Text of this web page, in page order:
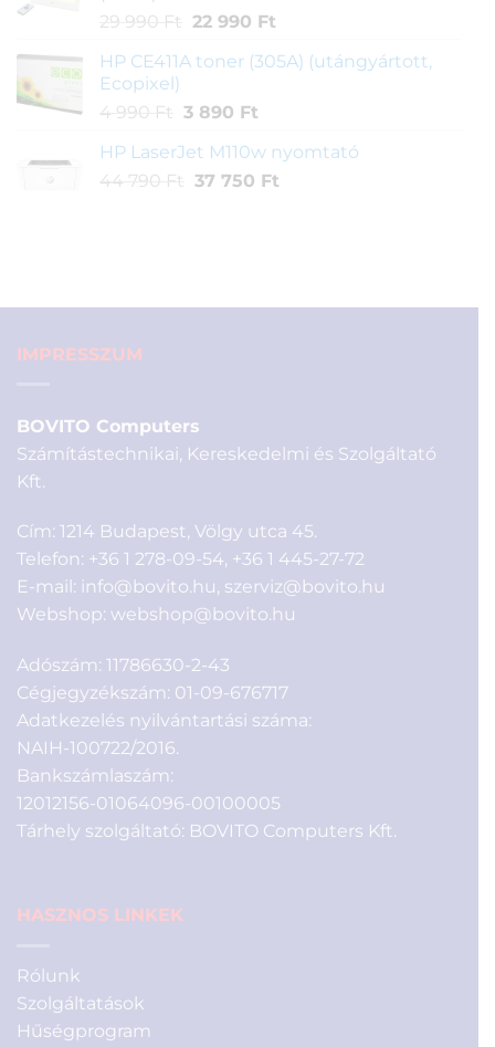
590 Ft.
590 Ft.
29 990 Ft
Original
was:
990 Ft.
22 990 FtCurrent
is:
HP CE411A toner (305A) (utángyártott,
Ecopixel)
4 990 Ft
Original
was:
3 890 FtCurrent
is:
3
HP LaserJet M110w nyomtató
44 790 Ft
Original
37 750 FtCurrent
IMPRESSZUM
BOVITO Computers
Számítástechnikai, Kereskedelmi és Szolgáltató
Kft.
Cím: 1214 Budapest, Völgy utca 45.
Telefon: +36 1 278-09-54, +36 1 445-27-72
E-mail: info@bovito.hu, szerviz@bovito.hu
Webshop: webshop@bovito.hu
Adószám: 11786630-2-43
Cégjegyzékszám: 01-09-676717
Adatkezelés nyilvántartási száma:
NAIH-100722/2016.
Bankszámlaszám:
12012156-01064096-00100005
Tárhely szolgáltató: BOVITO Computers Kft.
HASZNOS LINKEK
Rólunk
Szolgáltatások
Hűségprogram